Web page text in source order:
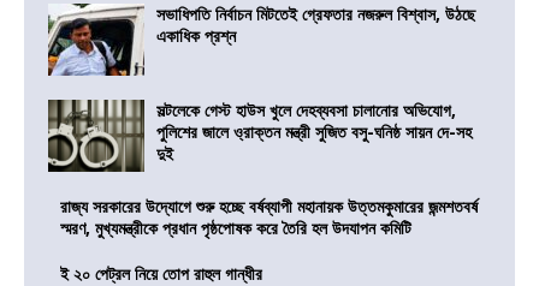
সভাধিপতি নির্বাচন মিটতেই গ্রেফতার নজরুল বিশ্বাস, উঠছে
একাধিক প্রশ্ন
সল্টলেকে গেস্ট হাউস খুলে দেহব্যবসা চালানোর অভিযোগ,
পুলিশের জালে ও্রাক্তন মন্ত্রী সুজিত বসু-ঘনিষ্ঠ সায়ন দে-সহ
দুই
রাজ্য সরকারের উদ্যোগে শুরু হচ্ছে বর্ষব্যাপী মহানায়ক উত্তমকুমারের জন্মশতবর্ষ
স্মরণ, মুখ্যমন্ত্রীকে প্রধান পৃষ্ঠপোষক করে তৈরি হল উদযাপন কমিটি
ই ২০ পেট্রল নিয়ে তোপ রাহুল গান্ধীর